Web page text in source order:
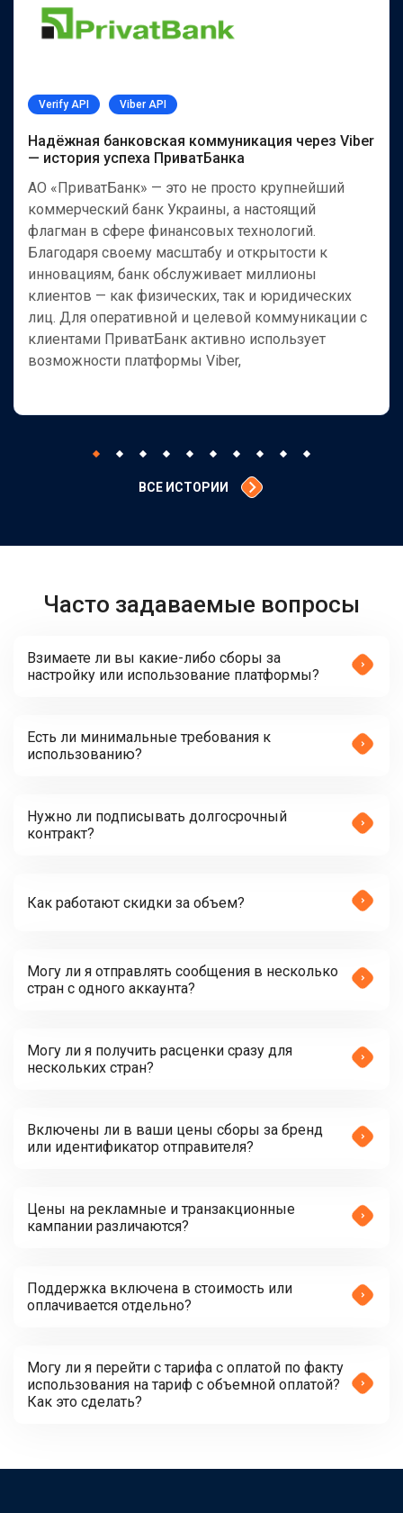
Verify API Viber API
Надёжная банковская коммуникация через Viber
— история успеха ПриватБанка
АО «ПриватБанк» — это не просто крупнейший
коммерческий банк Украины, а настоящий
флагман в сфере финансовых технологий.
Благодаря своему масштабу и открытости к
инновациям, банк обслуживает миллионы
клиентов — как физических, так и юридических
лиц. Для оперативной и целевой коммуникации с
клиентами ПриватБанк активно использует
возможности платформы Viber,
ВСЕ ИСТОРИИ
Часто задаваемые вопросы
Взимаете ли вы какие-либо сборы за
настройку или использование платформы?
Есть ли минимальные требования к
использованию?
Нужно ли подписывать долгосрочный
контракт?
Как работают скидки за объем?
Могу ли я отправлять сообщения в несколько
стран с одного аккаунта?
Могу ли я получить расценки сразу для
нескольких стран?
Включены ли в ваши цены сборы за бренд
или идентификатор отправителя?
Цены на рекламные и транзакционные
кампании различаются?
Поддержка включена в стоимость или
оплачивается отдельно?
Могу ли я перейти с тарифа с оплатой по факту
использования на тариф с объемной оплатой?
Как это сделать?